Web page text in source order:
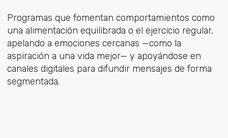
Programas que fomentan comportamientos como
una alimentación equilibrada o el ejercicio regular,
apelando a emociones cercanas —como la
aspiración a una vida mejor— y apoyándose en
canales digitales para difundir mensajes de forma
segmentada.